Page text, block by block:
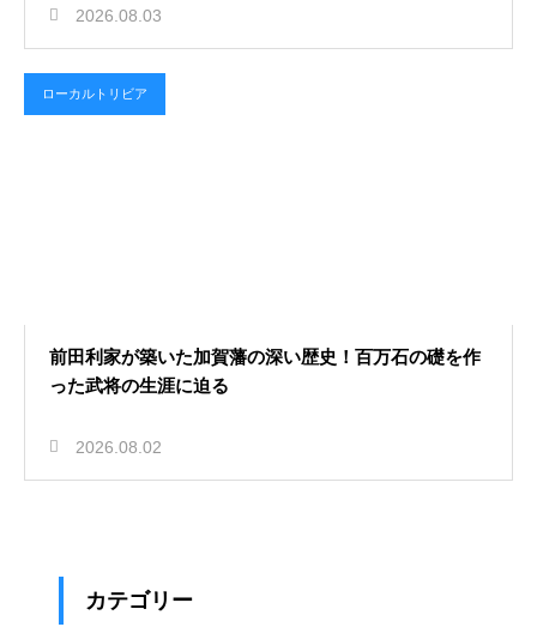
2026.08.03
ローカルトリビア
前田利家が築いた加賀藩の深い歴史！百万石の礎を作
った武将の生涯に迫る
2026.08.02
カテゴリー